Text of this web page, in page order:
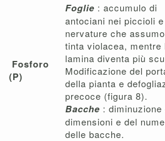
Fosforo
(P)
Foglie : accumulo di
antociani nei piccioli
nervature che
tinta violacea, mentre
lamina diventa più
Modificazione del
della pianta e
precoce (figura 8).
Bacche : diminuzione
dimensioni e del
delle bacche.